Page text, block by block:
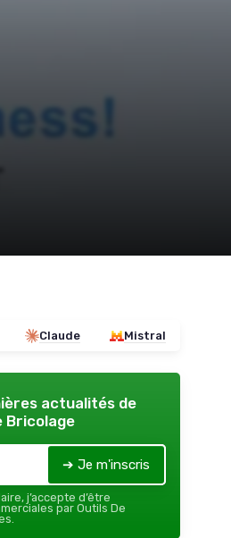
Claude Mistral
actualités de
Bricolage
➔ Je m'inscris
j’accepte d’être
par Outils De